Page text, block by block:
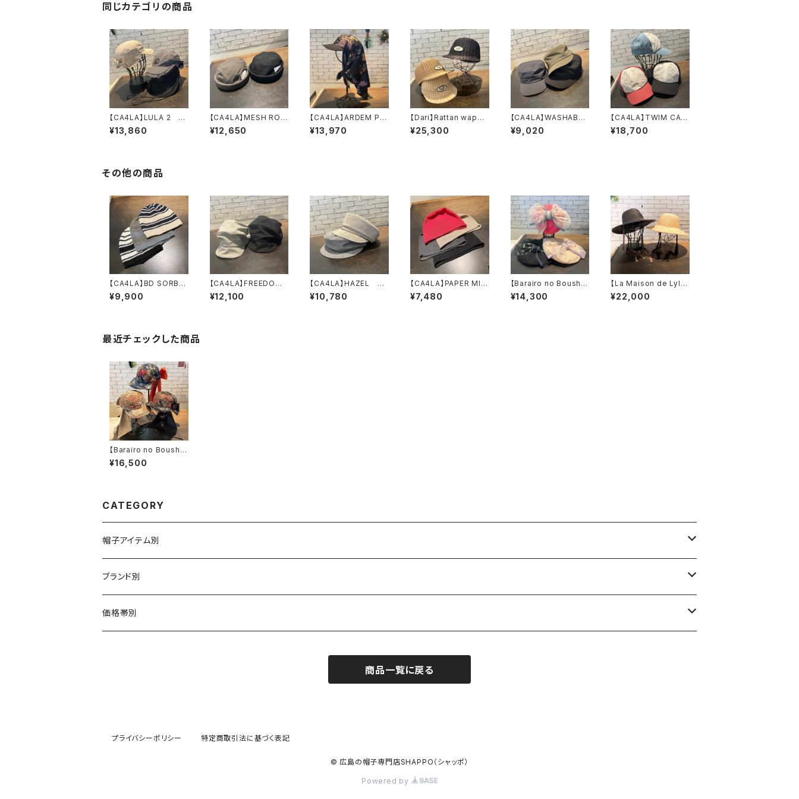
同じカテゴリの商品
【CA4LA】LULA 2
キャップ SHK01
316
¥13,860
【CA4LA】MESH ROL
LS フィッシャーマ
ン ロールキャップ
¥12,650
【CA4LA】ARDEM PA
TTERN キャッ
プ SHK01342
¥13,970
【Dari】Rattan wappe
n cap キャップ
ARI932
¥25,300
【CA4LA】WASHABLE
DREAMS PL キ
ャップ DOU0214
¥9,020
【CA4LA】TWIM CAP
キャップ T
KU00456
¥18,700
その他の商品
【CA4LA】BD SORBE
T WATCH ニッ
ト DOU02167
¥9,900
【CA4LA】FREEDOM
JOURNEY REPL 2
キャスケット
¥12,100
【CA4LA】HAZEL
キャスケット TO
Z00127
¥10,780
【CA4LA】PAPER MIS
SILE ニット
ZKN02740
¥7,480
【Barairo no Boushi】
花柄オーガンジーリボ
ンベレー ベレ
¥14,300
【La Maison de Lylli
s】 HOHE ハッ
ト 2241053
¥22,000
最近チェックした商品
【Barairo no Boushi】
ゴブランCAP キ
¥16,500
CATEGORY
帽子アイテム別
ハット
布帛（布・ニット・レザー等）
キャスケット
ブランド別
CA4LA / カシラ
価格帯別
商品一覧に戻る
プライバシーポリシー 特定商取引法に基づく表記
© 広島の帽子専門店SHAPPO（シャッポ）
Powered by